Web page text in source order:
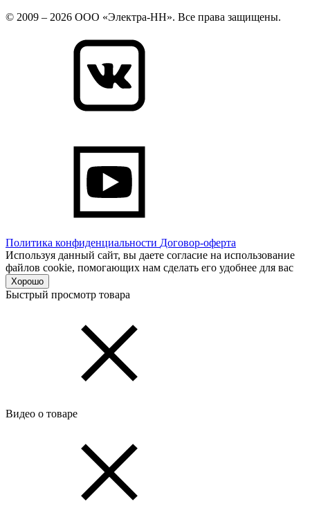
© 2009 – 2026 ООО «Электра-НН». Все права защищены.
Политика конфиденциальности Договор-оферта
Используя данный сайт, вы даете согласие на использование
файлов cookie, помогающих нам сделать его удобнее для вас
Хорошо
Быстрый просмотр товара
Видео о товаре